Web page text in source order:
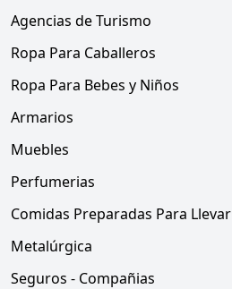
Agencias de Turismo
Ropa Para Caballeros
Ropa Para Bebes y Niños
Armarios
Muebles
Perfumerias
Comidas Preparadas Para Llevar
Metalúrgica
Seguros - Compañias